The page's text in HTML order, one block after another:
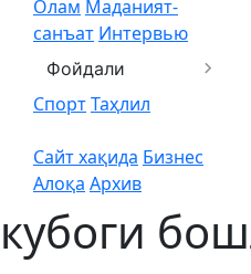
Олам Маданият-
санъат Интервью
Фойдали
СпортТаҳлил
Сайт хақида Бизнес
Алоқа Архив